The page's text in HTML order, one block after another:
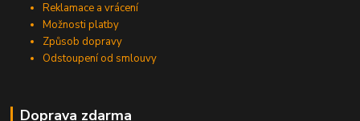
Reklamace a vrácení
Možnosti platby
Způsob dopravy
Odstoupení od smlouvy
Doprava zdarma